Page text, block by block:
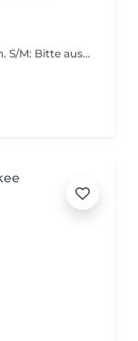
Beinhaltet Waschen, Schneiden und Föhnen. S/M: Bitte auswählen bei feinem bis normalem Haar. L/XL: Bitte auswählen bei sehr vielen Haaren oder aufwändigem Haarschnitt.